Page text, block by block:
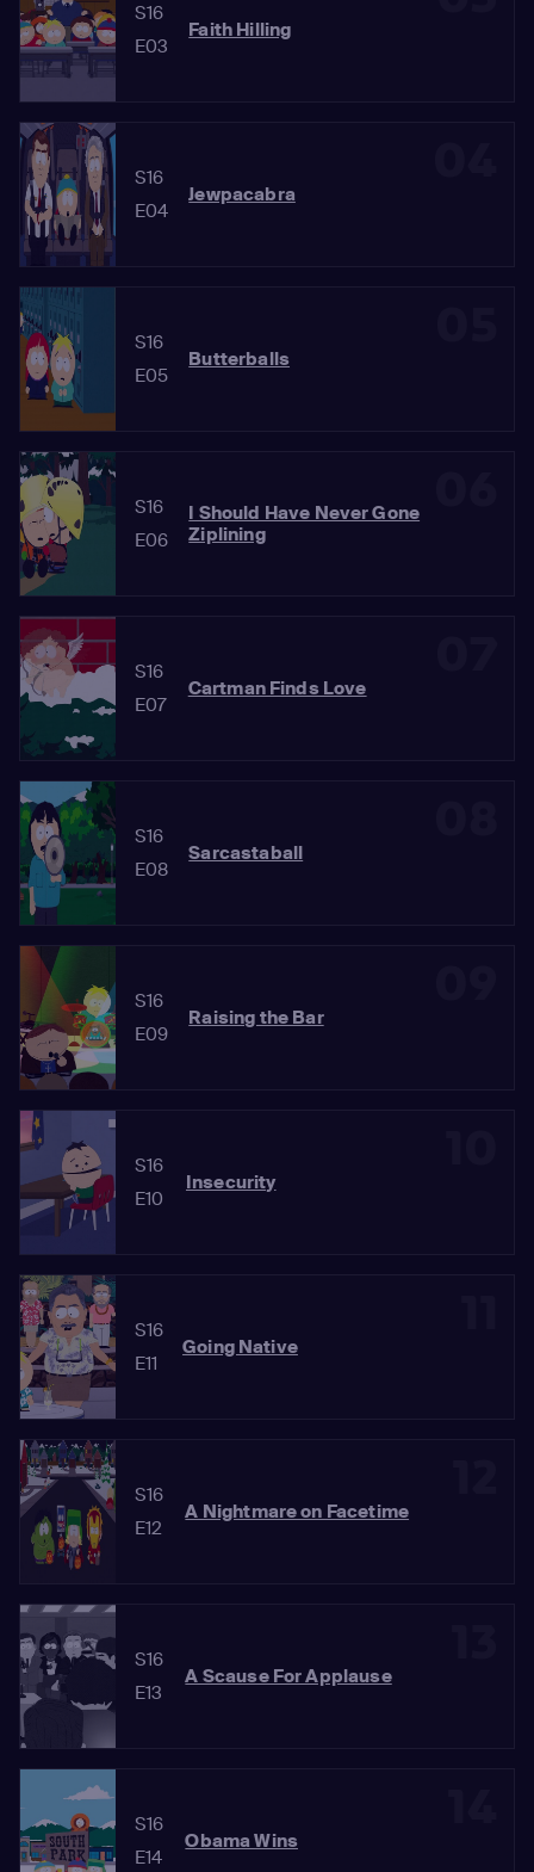
S16
E03
Faith Hilling
S16
E04
Jewpacabra
S16
E05
Butterballs
S16
E06
I Should Have Never Gone
Ziplining
S16
E07
Cartman Finds Love
S16
E08
Sarcastaball
S16
E09
Raising the Bar
S16
E10
Insecurity
S16
E11
Going Native
S16
E12
A Nightmare on Facetime
S16
E13
A Scause For Applause
S16
E14
Obama Wins